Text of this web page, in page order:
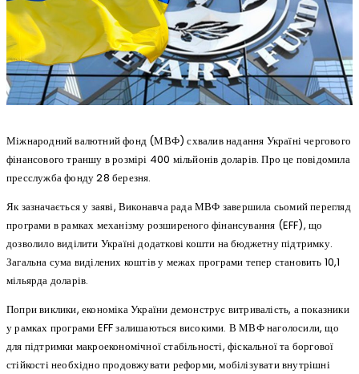
Міжнародний валютний фонд (МВФ) схвалив надання Україні чергового
фінансового траншу в розмірі 400 мільйонів доларів. Про це повідомила
пресслужба фонду 28 березня.
Як зазначається у заяві, Виконавча рада МВФ завершила сьомий перегляд
програми в рамках механізму розширеного фінансування (EFF), що
дозволило виділити Україні додаткові кошти на бюджетну підтримку.
Загальна сума виділених коштів у межах програми тепер становить 10,1
мільярда доларів.
Попри виклики, економіка України демонструє витривалість, а показники
у рамках програми EFF залишаються високими. В МВФ наголосили, що
для підтримки макроекономічної стабільності, фіскальної та боргової
стійкості необхідно продовжувати реформи, мобілізувати внутрішні